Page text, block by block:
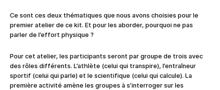
Ce sont ces deux thématiques que nous avons choisies pour le
premier atelier de ce kit. Et pour les aborder, pourquoi ne pas
parler de l’effort physique ?
Pour cet atelier, les participants seront par groupe de trois avec
des rôles différents. L’athlète (celui qui transpire), l’entraîneur
sportif (celui qui parle) et le scientifique (celui qui calcule). La
première activité amène les groupes à s’interroger sur les